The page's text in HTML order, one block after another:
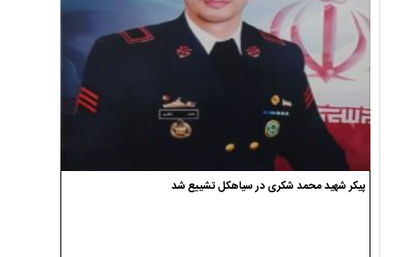
پیکر شهید محمد شکری در سیاهکل تشییع شد